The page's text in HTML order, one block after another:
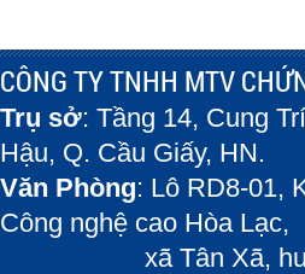
CÔNG TY TNHH MTV
Trụ sở: Tầng 14, Cung
Hậu, Q. Cầu Giấy, HN.
Văn Phòng: Lô RD8-01,
Công nghệ cao Hòa Lạc,
xã Tân Xã, huyện